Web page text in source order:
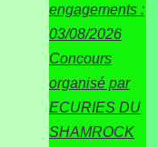
engagements :
03/08/2026
Concours
organisé par
ECURIES DU
SHAMROCK